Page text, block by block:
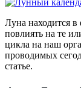
Луна находится
повлиять на те
цикла на наш
проводимых
статье.